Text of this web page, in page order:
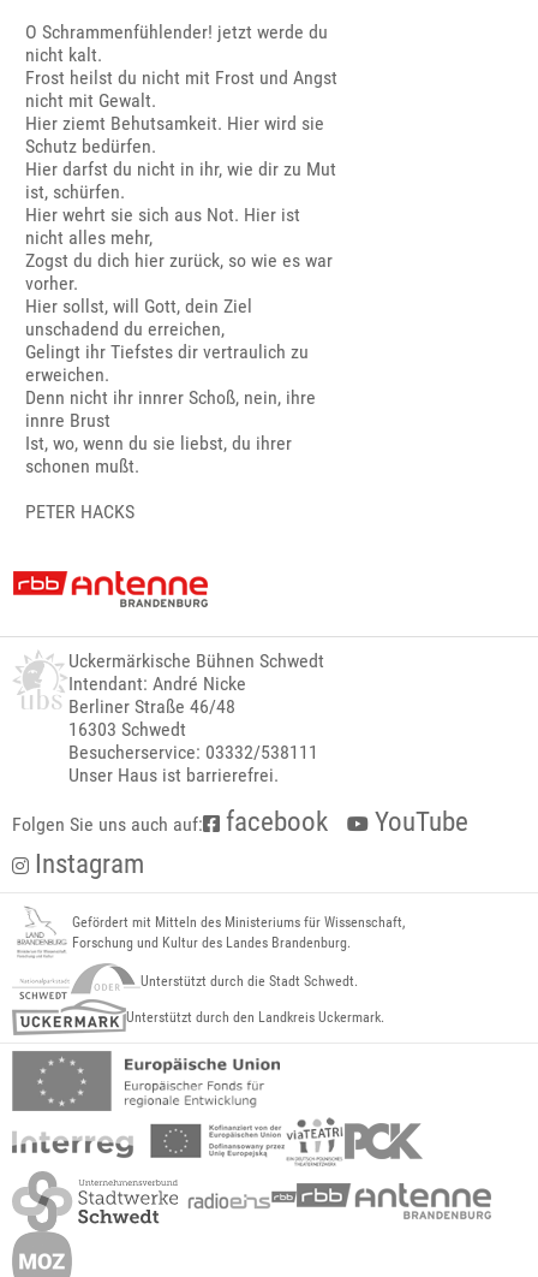
O Schrammenfühlender! jetzt werde du
nicht kalt.
Frost heilst du nicht mit Frost und Angst
nicht mit Gewalt.
Hier ziemt Behutsamkeit. Hier wird sie
Schutz bedürfen.
Hier darfst du nicht in ihr, wie dir zu Mut
ist, schürfen.
Hier wehrt sie sich aus Not. Hier ist
nicht alles mehr,
Zogst du dich hier zurück, so wie es war
vorher.
Hier sollst, will Gott, dein Ziel
unschadend du erreichen,
Gelingt ihr Tiefstes dir vertraulich zu
erweichen.
Denn nicht ihr innrer Schoß, nein, ihre
innre Brust
Ist, wo, wenn du sie liebst, du ihrer
schonen mußt.
PETER HACKS
Uckermärkische Bühnen Schwedt
Intendant: André Nicke
Berliner Straße 46/48
16303 Schwedt
Besucherservice: 03332/538111
Unser Haus ist barrierefrei.
Folgen Sie uns auch auf: facebook
YouTube
Instagram
Gefördert mit Mitteln des Ministeriums für Wissenschaft,
Forschung und Kultur des Landes Brandenburg.
Unterstützt durch die Stadt Schwedt.
Unterstützt durch den Landkreis Uckermark.